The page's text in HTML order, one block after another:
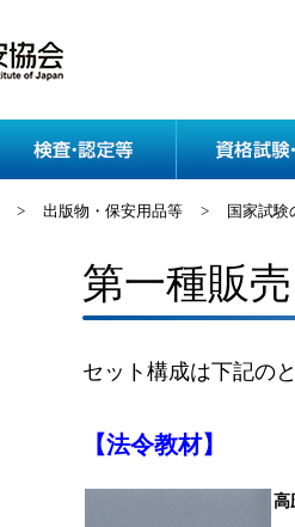
協会案内
> 出版物・保安用品等 > 国家試験
第一種販
セット構成は下記の
【法令教材】
高